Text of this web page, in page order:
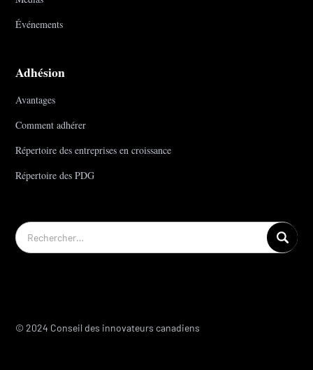
Événements
Adhésion
Avantages
Comment adhérer
Répertoire des entreprises en croissance
Répertoire des PDG
© 2024 Conseil des innovateurs canadiens